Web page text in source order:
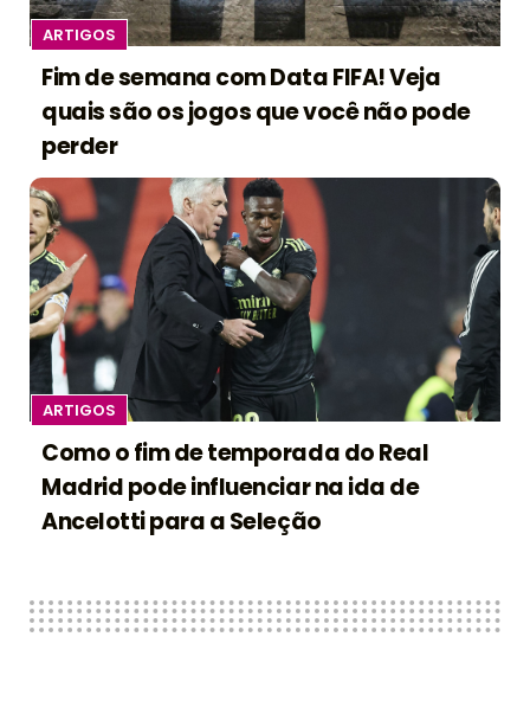
ARTIGOS
Fim de semana com Data FIFA! Veja
quais são os jogos que você não pode
perder
ARTIGOS
Como o fim de temporada do Real
Madrid pode influenciar na ida de
Ancelotti para a Seleção